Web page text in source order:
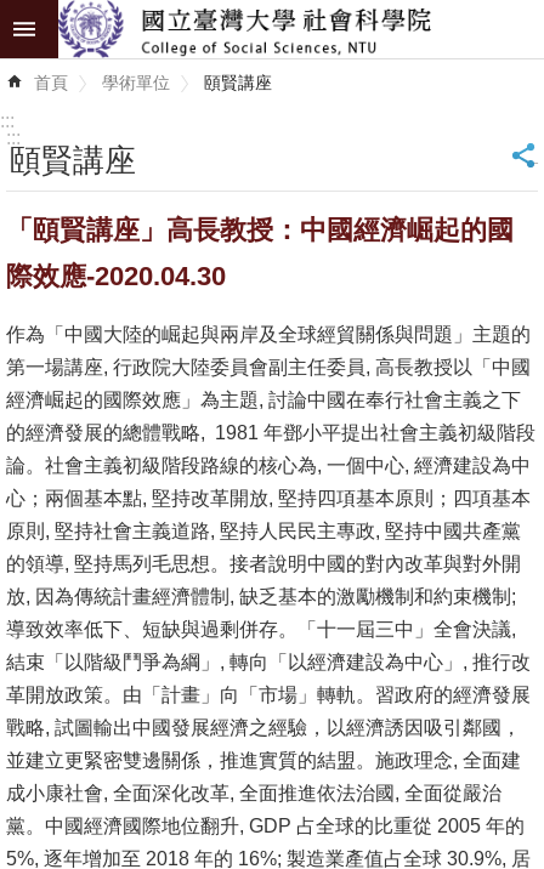
跳到主要內容區塊
進
階
識
學
研
究
消
息
公
告
國
際
化
高
首頁 學術單位 頤賢講座
:::
:::
頤賢講座 _
「頤賢講座」高長教授：中國經濟崛起的國
際效應-2020.04.30
作為「中國大陸的崛起與兩岸及全球經貿關係與問題」主題的
第一場講座, 行政院大陸委員會副主任委員, 高長教授以「中國
經濟崛起的國際效應」為主題, 討論中國在奉行社會主義之下
的經濟發展的總體戰略, 1981 年鄧小平提出社會主義初級階段
論。社會主義初級階段路線的核心為, 一個中心, 經濟建設為中
心；兩個基本點, 堅持改革開放, 堅持四項基本原則；四項基本
原則, 堅持社會主義道路, 堅持人民民主專政, 堅持中國共產黨
的領導, 堅持馬列毛思想。接者說明中國的對內改革與對外開
放, 因為傳統計畫經濟體制, 缺乏基本的激勵機制和約束機制;
導致效率低下、短缺與過剩併存。「十一屆三中」全會決議,
結束「以階級鬥爭為綱」, 轉向「以經濟建設為中心」, 推行改
革開放政策。由「計畫」向「市場」轉軌。習政府的經濟發展
戰略, 試圖輸出中國發展經濟之經驗，以經濟誘因吸引鄰國，
並建立更緊密雙邊關係，推進實質的結盟。施政理念, 全面建
成小康社會, 全面深化改革, 全面推進依法治國, 全面從嚴治
黨。中國經濟國際地位翻升, GDP 占全球的比重從 2005 年的
5%, 逐年增加至 2018 年的 16%; 製造業產值占全球 30.9%, 居